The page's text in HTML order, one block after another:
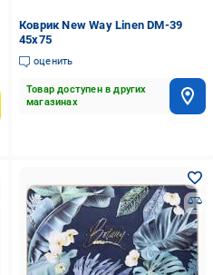
Коврик New Way Linen DM-39
45x75
оценить
Товар доступен в других
магазинах